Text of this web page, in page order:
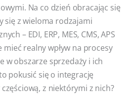
Na co dzień obracając się
się z wieloma rodzajami
– EDI, ERP, MES, CMS, APS
mieć realny wpływ na procesy
w obszarze sprzedaży i ich
pokusić się o integrację
z niektórymi z nich?